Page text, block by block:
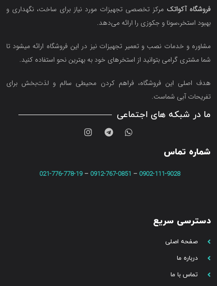
فروشگاه آکواتک مرکز تخصصی تجهیزات مورد نیاز برای ساخت، نگهداری و
بهبود استخر،سونا و جکوزی را ارائه می‌دهد.
مشاوره و خدمات نصب و تعمیر تجهیزات نیز در این فروشگاه ارائه میشود تا
شما مشتری گرامی بتوانید از استخرهای خود به بهترین نحو استفاده کنید.
هدف اصلی این فروشگاه‌، فراهم کردن محیطی سالم و لذت‌بخش برای
تفریحات آبی شماست.
ما در شبکه های اجتماعی
شماره تماس
0902-111-9028
–
0912-767-0851
–
021-776-778-19
دسترسی سریع
صفحه اصلی
درباره ما
تماس با ما